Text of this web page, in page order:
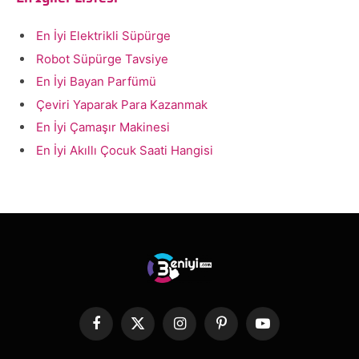
En İyi Elektrikli Süpürge
Robot Süpürge Tavsiye
En İyi Bayan Parfümü
Çeviri Yaparak Para Kazanmak
En İyi Çamaşır Makinesi
En İyi Akıllı Çocuk Saati Hangisi
Facebook
X
(Twitter)
InstagramPinterestYouTube